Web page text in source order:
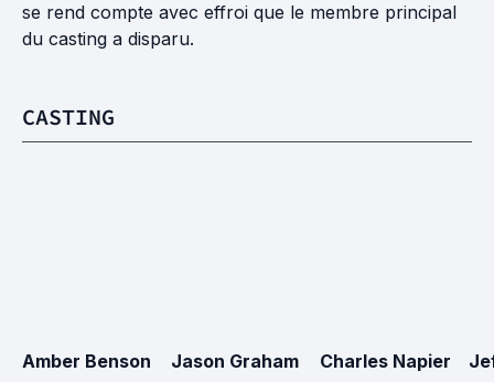
se rend compte avec effroi que le membre principal
du casting a disparu.
CASTING
Amber Benson
Jason Graham
Charles Napier